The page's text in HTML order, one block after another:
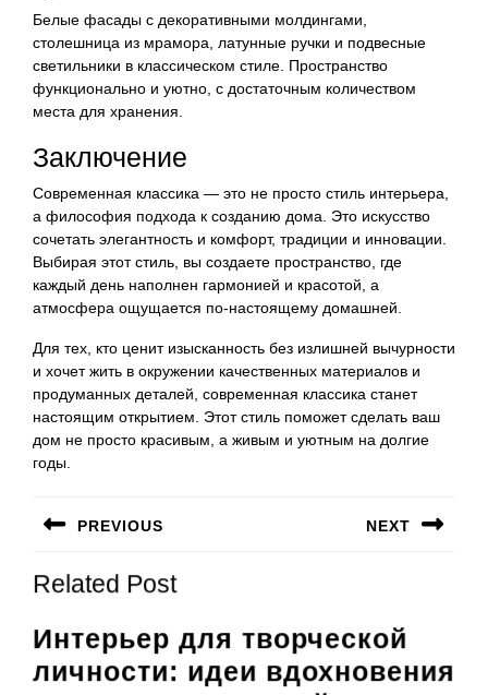
Белые фасады с декоративными молдингами,
столешница из мрамора, латунные ручки и подвесные
светильники в классическом стиле. Пространство
функционально и уютно, с достаточным количеством
места для хранения.
Заключение
Современная классика — это не просто стиль интерьера,
а философия подхода к созданию дома. Это искусство
сочетать элегантность и комфорт, традиции и инновации.
Выбирая этот стиль, вы создаете пространство, где
каждый день наполнен гармонией и красотой, а
атмосфера ощущается по-настоящему домашней.
Для тех, кто ценит изысканность без излишней вычурности
и хочет жить в окружении качественных материалов и
продуманных деталей, современная классика станет
настоящим открытием. Этот стиль поможет сделать ваш
дом не просто красивым, а живым и уютным на долгие
годы.
по
записям
PREVIOUS
запись:
NEXT
Related Post
Интерьер для творческой
личности: идеи вдохновения